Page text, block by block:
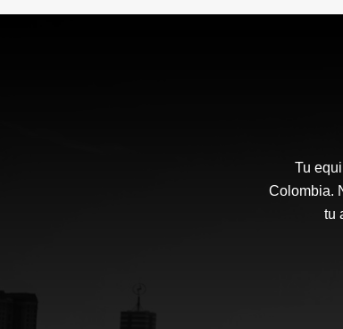
$1.687.313.341
Tu
Colombia.
tu